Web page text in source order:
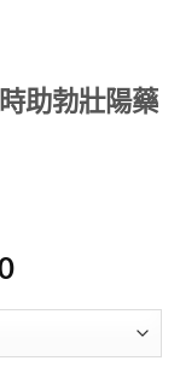
助勃壯陽藥
價
圍：